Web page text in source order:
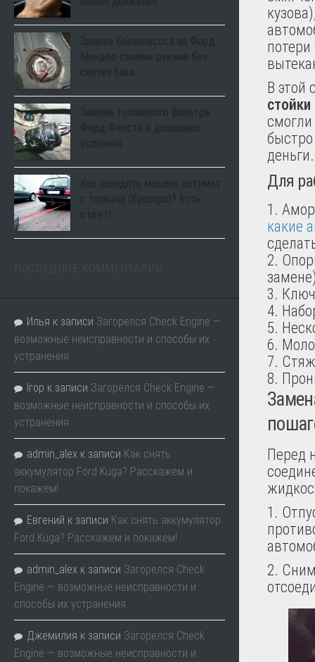
В этой
деньги.
Для
какие
Перед
1.
2.
Замена бензонасоса на Форд
Мондео своими руками без
снятия бака
Замена топливного фильтра
Форд Фиеста в домашних
условиях
Как заводить машину автомат
с толкача (буксира)? Есть
ответ!
Илья к записи Загорелся Check Engine —
возможные неисправности и способы их
устранения
Ігор к записи Загорелся Check Engine —
возможные неисправности и способы их
устранения
admin_alex к записи Как снять
аккумулятор Ford Kuga? Расскажем и
покажем!
Евгений к записи Как снять аккумулятор
Ford Kuga? Расскажем и покажем!
admin_alex к записи Загорелся Check
Engine — возможные неисправности и
способы их устранения
Джемилия к записи Загорелся Check
Engine — возможные неисправности и